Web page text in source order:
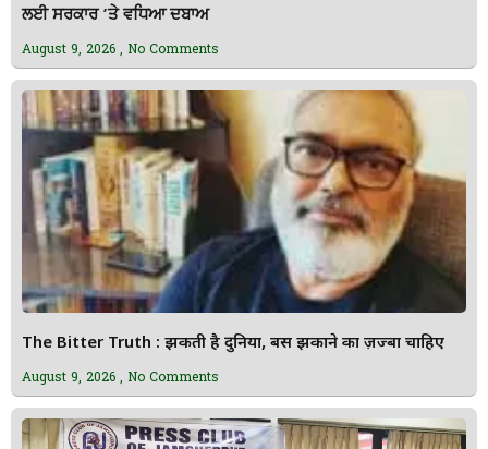
ਲਈ ਸਰਕਾਰ ’ਤੇ ਵਧਿਆ ਦਬਾਅ
August 9, 2026 No Comments
The Bitter Truth : झुकती है दुनिया, बस झुकाने का ज़ज्बा चाहिए
August 9, 2026 No Comments